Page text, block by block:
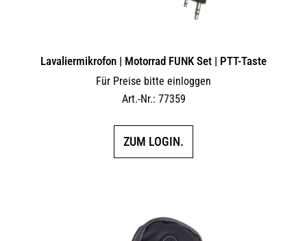
Lavaliermikrofon | Motorrad FUNK Set | PTT-Taste
Für Preise bitte einloggen
Art.-Nr.: 77359
ZUM LOGIN.